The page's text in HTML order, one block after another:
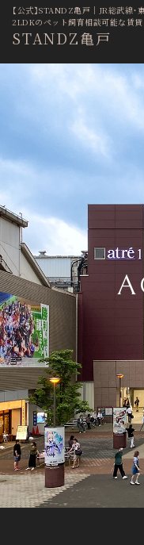
【公式】STANDZ亀戸│JR総武線・
2LDKのペット飼育相談可能な賃貸
STANDZ亀戸